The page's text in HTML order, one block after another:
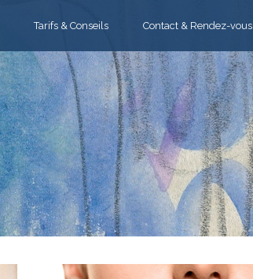
Contact & Rendez-vous
Tarifs & Conseils